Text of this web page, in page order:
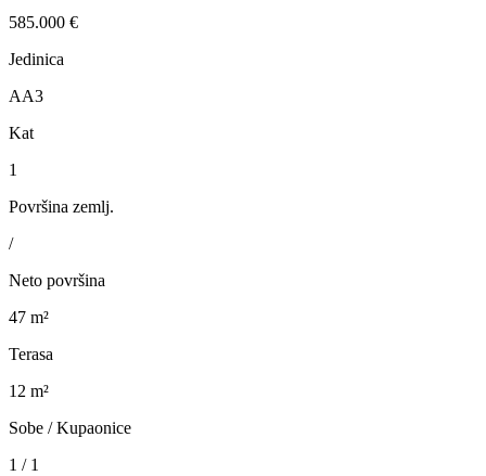
585.000 €
Jedinica
AA3
Kat
1
Površina zemlj.
/
Neto površina
47 m²
Terasa
12 m²
Sobe / Kupaonice
1 / 1